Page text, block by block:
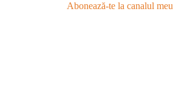
Abonează-te la canalul meu